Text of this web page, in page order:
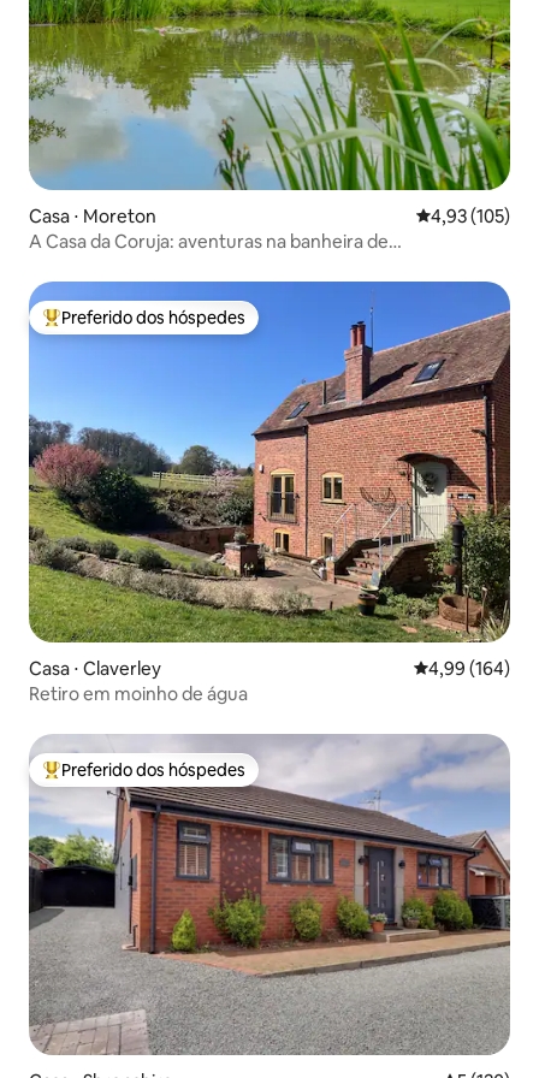
Casa ⋅ Moreton 4,93 de uma
4,93 (105)
A Casa da Coruja: aventuras na banheira de
Entre os melhores preferidos dos hóspedes
Preferido dos hóspedes
Casa ⋅ Claverley 4,99 de uma
4,99 (164)
Retiro em moinho de água
Entre os melhores preferidos dos hóspedes
Preferido dos hóspedes